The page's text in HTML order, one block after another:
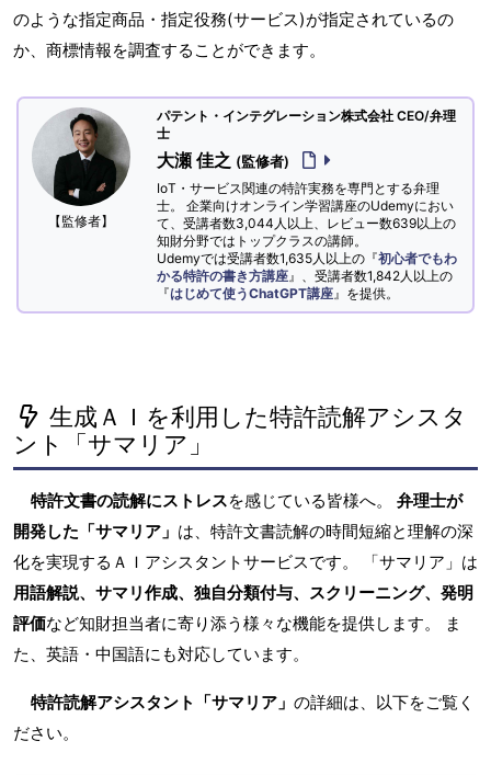
のような指定商品・指定役務(サービス)が指定されているの
か、商標情報を調査することができます。
【監修者】
パテント・インテグレーション株式会社 CEO/弁理
士
大瀬 佳之 (監修者)
IoT・サービス関連の特許実務を専門とする弁理
士。 企業向けオンライン学習講座のUdemyにおい
て、受講者数3,044人以上、レビュー数639以上の
知財分野ではトップクラスの講師。
Udemyでは受講者数1,635人以上の『初心者でもわ
かる特許の書き方講座 』、受講者数1,842人以上の
『はじめて使うChatGPT講座 』を提供。
生成ＡＩを利用した特許読解アシスタ
ント「サマリア」
特許文書の読解にストレスを感じている皆様へ。 弁理士が
開発した「サマリア」 は、特許文書読解の時間短縮と理解の深
化を実現するＡＩアシスタントサービスです。 「サマリア」は
用語解説、サマリ作成、独自分類付与、スクリーニング、発明
評価など知財担当者に寄り添う様々な機能を提供します。 ま
た、英語・中国語にも対応しています。
特許読解アシスタント「サマリア」 の詳細は、以下をご覧く
ださい。